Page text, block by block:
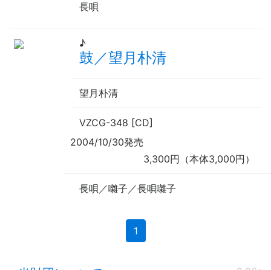
長唄
♪
鼓／望月朴清
望月朴清
VZCG-348 [CD]
2004/10/30発売
3,300円（本体3,000円）
長唄／囃子／長唄囃子
1(current)